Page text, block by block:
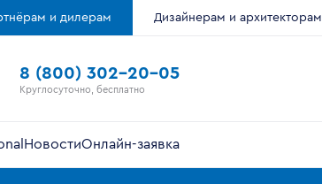
и дилерам Дизайнерам и архитекторам
8 (800) 302-20-05
Круглосуточно, бесплатно
НовостиОнлайн-заявка